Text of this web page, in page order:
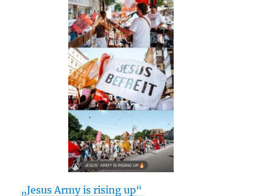
„Jesus Army is rising up“